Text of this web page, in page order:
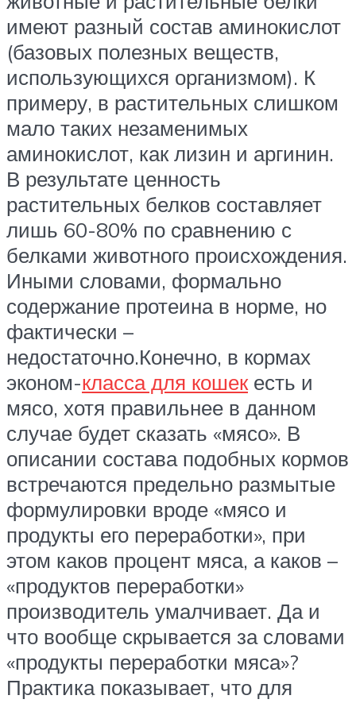
имеют разный состав аминокислот
(базовых полезных веществ,
использующихся организмом). К
примеру, в растительных слишком
мало таких незаменимых
аминокислот, как лизин и аргинин.
В результате ценность
растительных белков составляет
лишь 60-80% по сравнению с
белками животного происхождения.
Иными словами, формально
содержание протеина в норме, но
фактически –
недостаточно.Конечно, в кормах
эконом-класса для кошек есть и
мясо, хотя правильнее в данном
случае будет сказать «мясо». В
описании состава подобных кормов
встречаются предельно размытые
формулировки вроде «мясо и
продукты его переработки», при
этом каков процент мяса, а каков –
«продуктов переработки»
производитель умалчивает. Да и
что вообще скрывается за словами
«продукты переработки мяса»?
Практика показывает, что для